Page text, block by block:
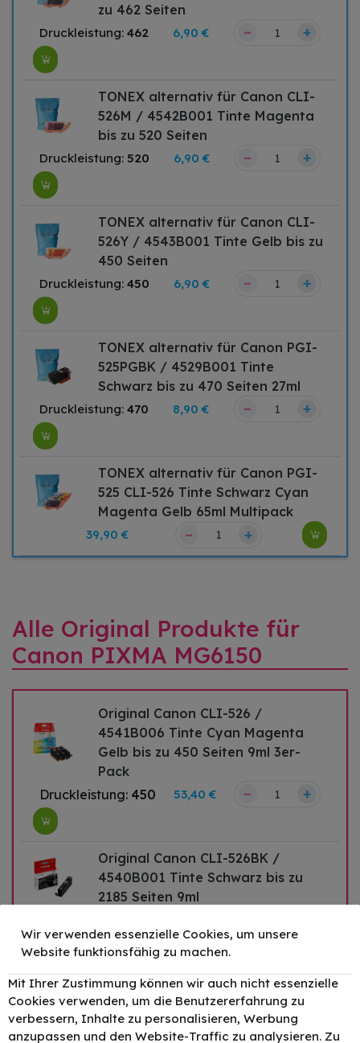
zu 462 Seiten
Druckleistung: 462 6,90 € – +
TONEX alternativ für Canon CLI-
526M / 4542B001 Tinte Magenta
bis zu 520 Seiten
Druckleistung: 520 6,90 € – +
TONEX alternativ für Canon CLI-
526Y / 4543B001 Tinte Gelb bis zu
450 Seiten
Druckleistung: 450 6,90 € – +
TONEX alternativ für Canon PGI-
525PGBK / 4529B001 Tinte
Schwarz bis zu 470 Seiten 27ml
Druckleistung: 470 8,90 € – +
TONEX alternativ für Canon PGI-
525 CLI-526 Tinte Schwarz Cyan
Magenta Gelb 65ml Multipack
39,90 € – +
Alle Original Produkte für
Canon PIXMA MG6150
Original Canon CLI-526 /
4541B006 Tinte Cyan Magenta
Gelb bis zu 450 Seiten 9ml 3er-
Pack
Druckleistung: 450 53,40 € – +
Original Canon CLI-526BK /
4540B001 Tinte Schwarz bis zu
2185 Seiten 9ml
Original Canon CLI-526C /
4541B001 Tinte Cyan bis zu 462
Seiten 9ml
Wir verwenden essenzielle Cookies, um unsere
Website funktionsfähig zu machen.
Mit Ihrer Zustimmung können wir auch nicht essenzielle
Cookies verwenden, um die Benutzererfahrung zu
verbessern, Inhalte zu personalisieren, Werbung
anzupassen und den Website-Traffic zu analysieren. Zu